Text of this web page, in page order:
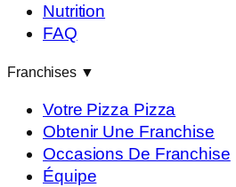
Nutrition
FAQ
Franchises ▼
Votre Pizza Pizza
Obtenir Une Franchise
Occasions De Franchise
Équipe